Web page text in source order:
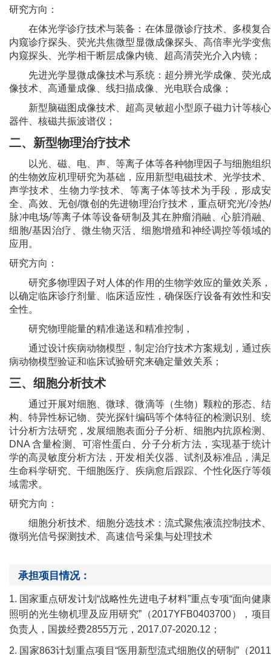
研究方向：
在体光学诊疗技术与装备：在体显微诊疗技术、多模复合
内窥诊疗探头、荧光共焦微型显微成像探头、高倍率光学变焦
内窥探头、光学相干断层成像内镜、超高清荧光介入内镜；
先进光学显微成像技术与系统：超分辨光学成像、荧光成
像技术、高通量成像、线扫描成像、光电联合成像；
新型脑磁图成像技术、超高灵敏超小型原子磁力计等核心
器件、核磁共振波谱仪；
二、新型物理治疗技术
以光、磁、电、声、等离子体等各种物理因子与细胞组织
的生物效应机理研究为基础，应用新型电磁技术、光学技术、
声学技术、生物力学技术、等离子体等技术为手段，形成安
全、高效、无创/微创的先进物理治疗技术，重点研究光/冷热/
脉冲电场/等离子体等设备研制及其在肿瘤消融、心脏消融、
细胞/基因治疗、微生物灭活、细胞增殖和神经调控等领域的
应用。
研究方向：
研究多物理因子对人体的作用的生物学效应的量效关系，
以确定临床诊疗剂量、临床适应性，确保医疗设备有效性和安
全性。
研究物理能量的精准递送和精准控制，
通过设计疾病动物模型，制定治疗技术方案规划，通过疾
病动物模型验证和临床试验研究来确定量效关系；
三、细胞分析技术
通过开展对细胞、微球、微滴等（生物）颗粒的形态、结
构、特异性标记物、荧光探针编码等个体特征的检测识别、统
计分析方法研究，发展细胞表面分子分析、细胞内抗原检测、
DNA 含量检测、可溶性蛋白、分子分析方法，实现基于统计
学的高灵敏度分析方法，开发相关仪器、试剂及标准品，满足
生命科学研究、干细胞医疗、疾病愈后跟踪、个性化医疗等领
域需求。
研究方向：
细胞分析技术、细胞分选技术：流式聚焦液流控制技术、
微弱光信号探测技术、高速信号采集与处理技术
承担项目情况：
1. 国家重点研发计划“战略性先进电子材料”重点专项“面向健康
照明的光生物机理及应用研究”（2017YFB0403700），项目
负责人，国拨经费2855万元， 2017.07-2020.12 ；
2. 国家863计划重点项目“医用新型流式细胞仪的研制”（2011